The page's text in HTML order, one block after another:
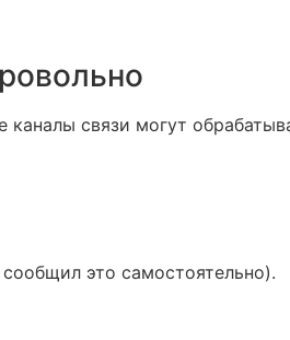
связи могут
это самостоятельно).